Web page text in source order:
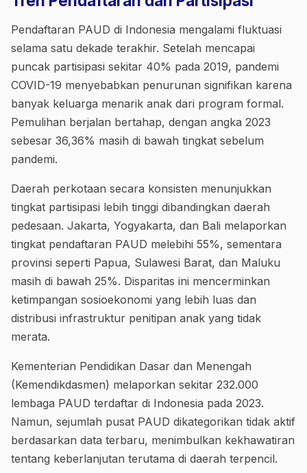
Pendaftaran PAUD di Indonesia mengalami fluktuasi
selama satu dekade terakhir. Setelah mencapai
puncak partisipasi sekitar 40% pada 2019, pandemi
COVID-19 menyebabkan penurunan signifikan karena
banyak keluarga menarik anak dari program formal.
Pemulihan berjalan bertahap, dengan angka 2023
sebesar 36,36% masih di bawah tingkat sebelum
pandemi.
Daerah perkotaan secara konsisten menunjukkan
tingkat partisipasi lebih tinggi dibandingkan daerah
pedesaan. Jakarta, Yogyakarta, dan Bali melaporkan
tingkat pendaftaran PAUD melebihi 55%, sementara
provinsi seperti Papua, Sulawesi Barat, dan Maluku
masih di bawah 25%. Disparitas ini mencerminkan
ketimpangan sosioekonomi yang lebih luas dan
distribusi infrastruktur penitipan anak yang tidak
merata.
Kementerian Pendidikan Dasar dan Menengah
(Kemendikdasmen) melaporkan sekitar 232.000
lembaga PAUD terdaftar di Indonesia pada 2023.
Namun, sejumlah pusat PAUD dikategorikan tidak aktif
berdasarkan data terbaru, menimbulkan kekhawatiran
tentang keberlanjutan terutama di daerah terpencil.